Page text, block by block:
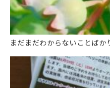
まだまだわからないことばか